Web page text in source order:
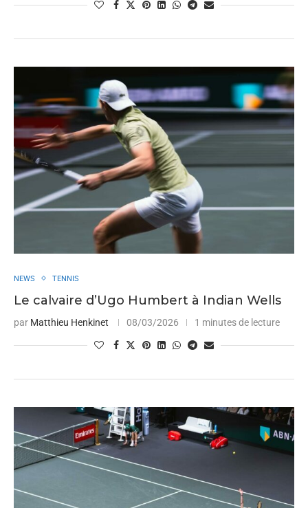
NEWS TENNIS
Le calvaire d’Ugo Humbert à Indian Wells
par Matthieu Henkinet 08/03/2026 1 minutes de lecture